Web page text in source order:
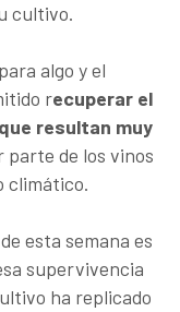
cultivo.
algo y el
recuperar el
resultan muy
parte de los vinos
climático.
esta semana es
supervivencia
ha replicado